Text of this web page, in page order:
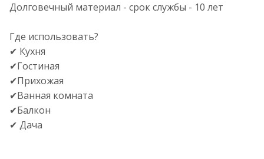
Долговечный материал - срок службы - 10 лет
Где использовать?
✔ Кухня
✔Гостиная
✔Прихожая
✔Ванная комната
✔Балкон
✔ Дача